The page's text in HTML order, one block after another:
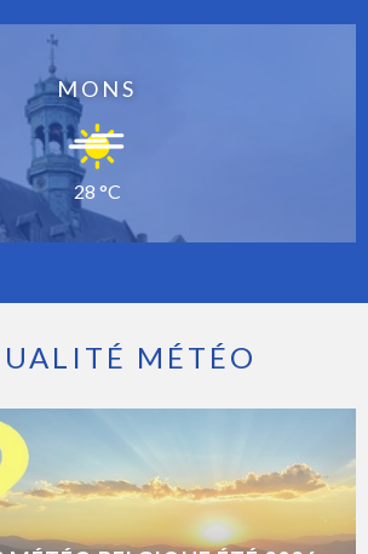
MONS
28 °C
MÉTÉO